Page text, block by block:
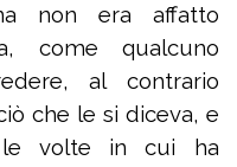
non era affatto
come qualcuno
al contrario
che le si diceva, e
le volte in cui ha